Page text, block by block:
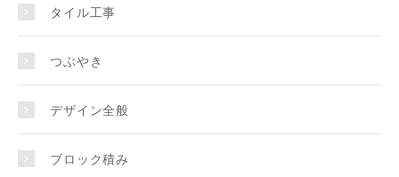
タイル工事
つぶやき
デザイン全般
ブロック積み